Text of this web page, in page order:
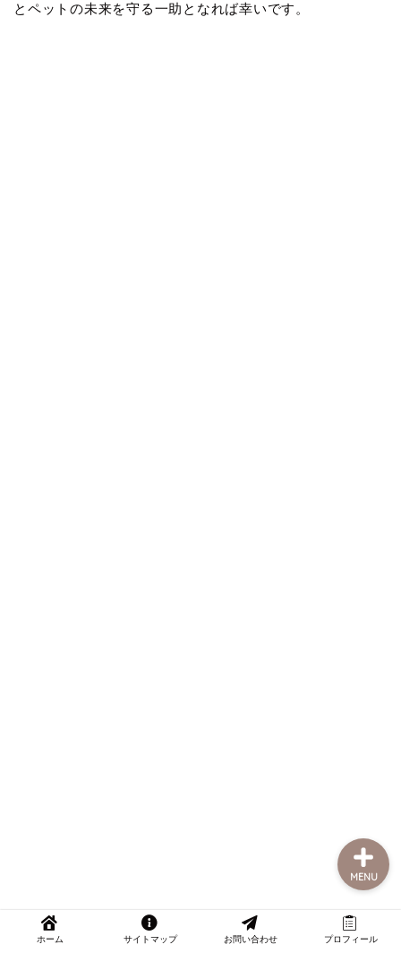
とペットの未来を守る一助となれば幸いです。
ホーム サイトマップ お問い合わせ プロフィール
MENU